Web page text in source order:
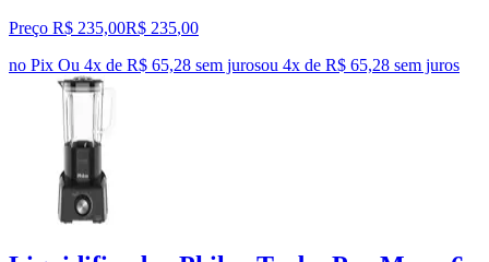
Preço R$ 235,00R$ 235,00
no Pix Ou 4x de R$ 65,28 sem jurosou 4x de R$ 65,28 sem juros